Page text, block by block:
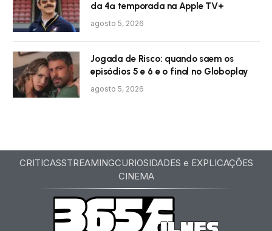
da 4ª temporada na Apple TV+
agosto 5, 2026
Jogada de Risco: quando saem os
episódios 5 e 6 e o final no Globoplay
agosto 5, 2026
CRITICASSTREAMINGCURIOSIDADES e EXPLICAÇÕES
CINEMA